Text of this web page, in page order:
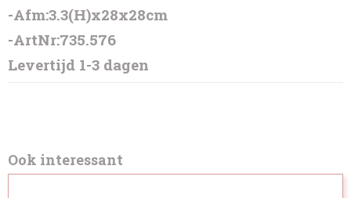
-Afm:3.3(H)x28x28cm
-ArtNr:735.576
Levertijd 1-3 dagen
Ook interessant